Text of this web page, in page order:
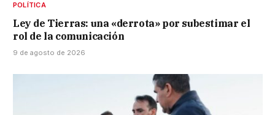
POLÍTICA
Ley de Tierras: una «derrota» por subestimar el
rol de la comunicación
9 de agosto de 2026